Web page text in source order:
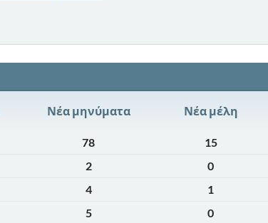
Νέα μηνύματα Νέα μέλη
78 15
2 0
4 1
5 0